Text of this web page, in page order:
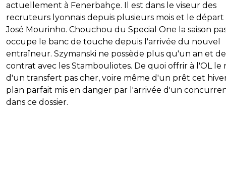
actuellement à Fenerbahçe. Il est dans le viseur des
recruteurs lyonnais depuis plusieurs mois et le départ
José Mourinho. Chouchou du Special One la saison
occupe le banc de touche depuis l'arrivée du nouvel
entraîneur. Szymanski ne possède plus qu'un an et
contrat avec les Stambouliotes. De quoi offrir à l'OL le
d'un transfert pas cher, voire même d'un prêt cet
plan parfait mis en danger par l'arrivée d'un
dans ce dossier.